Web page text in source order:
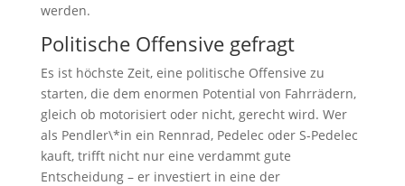
werden.
Politische Offensive gefragt
Es ist höchste Zeit, eine politische Offensive zu
starten, die dem enormen Potential von Fahrrädern,
gleich ob motorisiert oder nicht, gerecht wird. Wer
als Pendler\*in ein Rennrad, Pedelec oder S-Pedelec
kauft, trifft nicht nur eine verdammt gute
Entscheidung – er investiert in eine der